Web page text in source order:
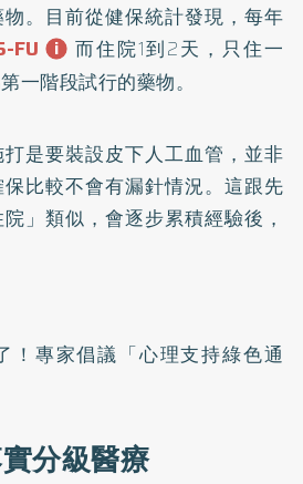
。目前從健保統計發現，每年
FU
而住院1到2天，只住一
一階段試行的藥物。
是要裝設皮下人工血管，並非
比較不會有漏針情況。這跟先
」類似，會逐步累積經驗後，
！專家倡議「心理支持綠色通
分級醫療